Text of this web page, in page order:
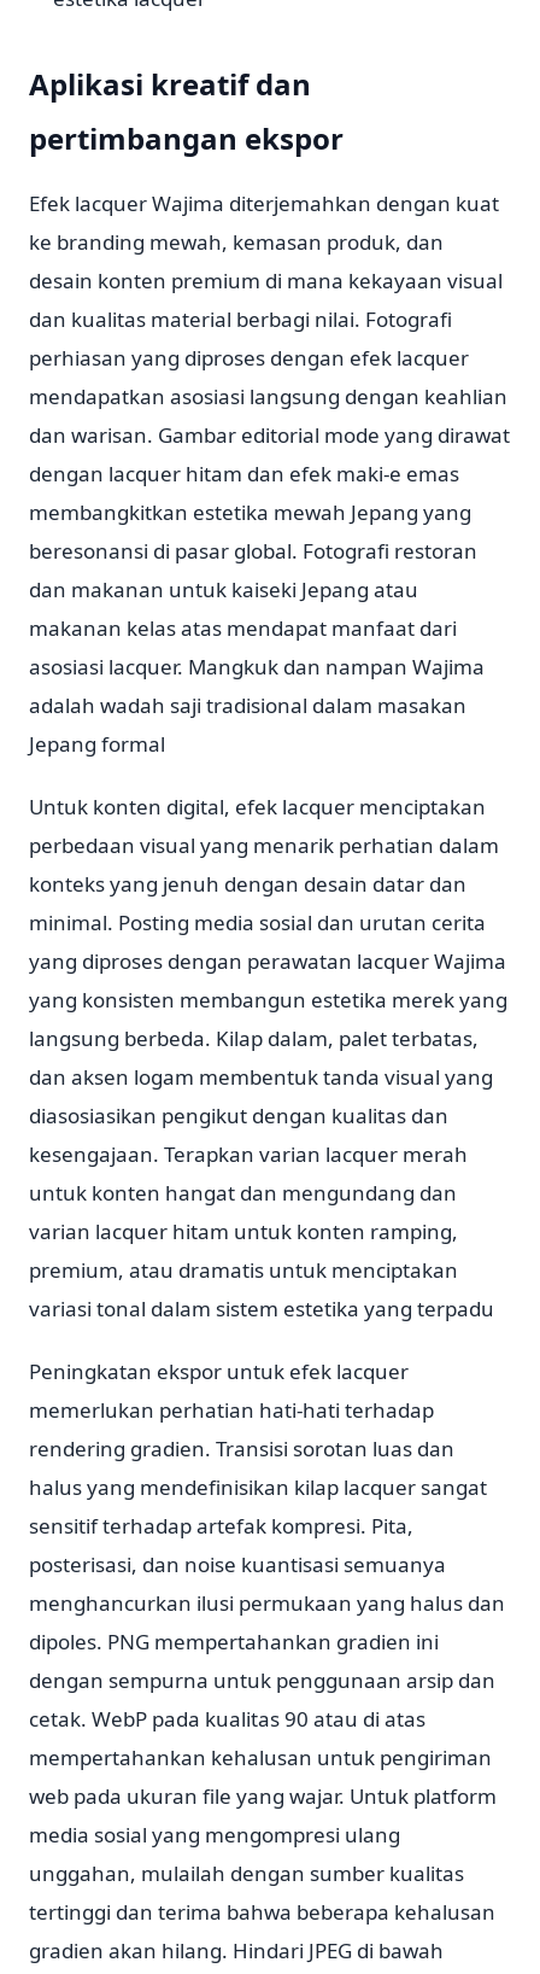
Aplikasi kreatif dan
pertimbangan ekspor
Efek lacquer Wajima diterjemahkan dengan kuat
ke branding mewah, kemasan produk, dan
desain konten premium di mana kekayaan visual
dan kualitas material berbagi nilai. Fotografi
perhiasan yang diproses dengan efek lacquer
mendapatkan asosiasi langsung dengan keahlian
dan warisan. Gambar editorial mode yang dirawat
dengan lacquer hitam dan efek maki-e emas
membangkitkan estetika mewah Jepang yang
beresonansi di pasar global. Fotografi restoran
dan makanan untuk kaiseki Jepang atau
makanan kelas atas mendapat manfaat dari
asosiasi lacquer. Mangkuk dan nampan Wajima
adalah wadah saji tradisional dalam masakan
Jepang formal
Untuk konten digital, efek lacquer menciptakan
perbedaan visual yang menarik perhatian dalam
konteks yang jenuh dengan desain datar dan
minimal. Posting media sosial dan urutan cerita
yang diproses dengan perawatan lacquer Wajima
yang konsisten membangun estetika merek yang
langsung berbeda. Kilap dalam, palet terbatas,
dan aksen logam membentuk tanda visual yang
diasosiasikan pengikut dengan kualitas dan
kesengajaan. Terapkan varian lacquer merah
untuk konten hangat dan mengundang dan
varian lacquer hitam untuk konten ramping,
premium, atau dramatis untuk menciptakan
variasi tonal dalam sistem estetika yang terpadu
Peningkatan ekspor untuk efek lacquer
memerlukan perhatian hati-hati terhadap
rendering gradien. Transisi sorotan luas dan
halus yang mendefinisikan kilap lacquer sangat
sensitif terhadap artefak kompresi. Pita,
posterisasi, dan noise kuantisasi semuanya
menghancurkan ilusi permukaan yang halus dan
dipoles. PNG mempertahankan gradien ini
dengan sempurna untuk penggunaan arsip dan
cetak. WebP pada kualitas 90 atau di atas
mempertahankan kehalusan untuk pengiriman
web pada ukuran file yang wajar. Untuk platform
media sosial yang mengompresi ulang
unggahan, mulailah dengan sumber kualitas
tertinggi dan terima bahwa beberapa kehalusan
gradien akan hilang. Hindari JPEG di bawah